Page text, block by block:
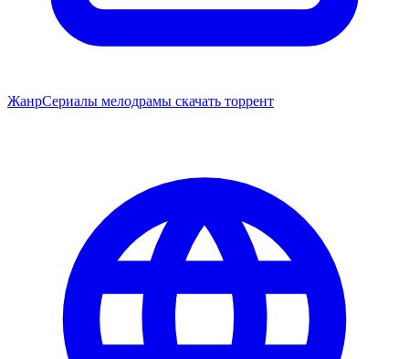
ЖанрСериалы мелодрамы скачать торрент